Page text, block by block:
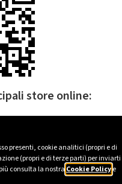
presenti, cookie analitici (propri e di
(propri e di terze parti) per inviarti
consulta la nostra Cookie Policye
store online: